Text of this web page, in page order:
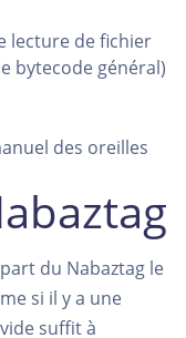
lecture de fichier
bytecode général)
des oreilles
du Nabaztag le
si il y a une
suffit à